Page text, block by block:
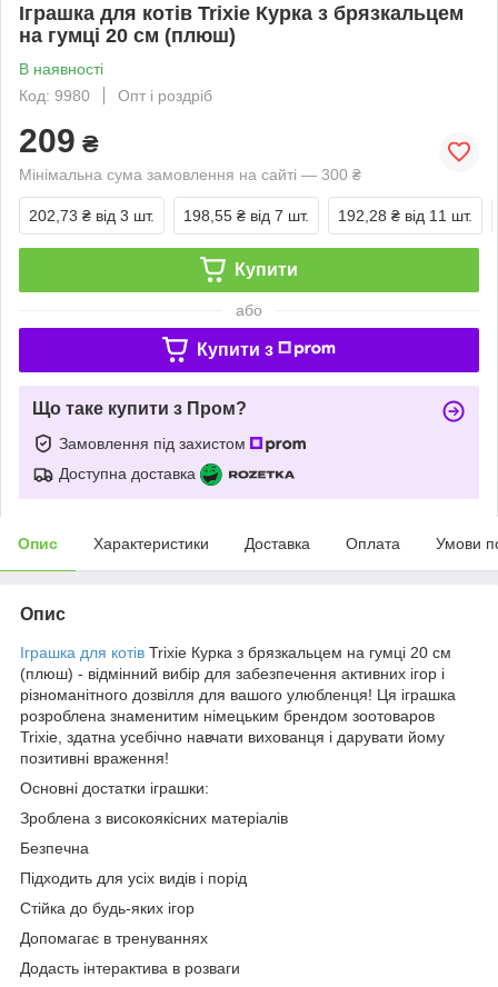
Іграшка для котів Trixie Курка з брязкальцем
на гумці 20 см (плюш)
В наявності
Код: 9980
Опт і роздріб
209 ₴
Мінімальна сума замовлення на сайті — 300 ₴
202,73 ₴ від 3 шт. 198,55 ₴ від 7 шт. 192,28 ₴ від 11 шт.
Купити
або
Купити з
Що таке купити з Пром?
Замовлення під захистом
Доступна доставка
Опис Характеристики Доставка Оплата Умови
Опис
Іграшка для котів Trixie Курка з брязкальцем на гумці 20 см
(плюш) - відмінний вибір для забезпечення активних ігор і
різноманітного дозвілля для вашого улюбленця! Ця іграшка
розроблена знаменитим німецьким брендом зоотоваров
Trixie, здатна усебічно навчати вихованця і дарувати йому
позитивні враження!
Основні достатки іграшки:
Зроблена з високоякісних матеріалів
Безпечна
Підходить для усіх видів і порід
Стійка до будь-яких ігор
Допомагає в тренуваннях
Додасть інтерактива в розваги